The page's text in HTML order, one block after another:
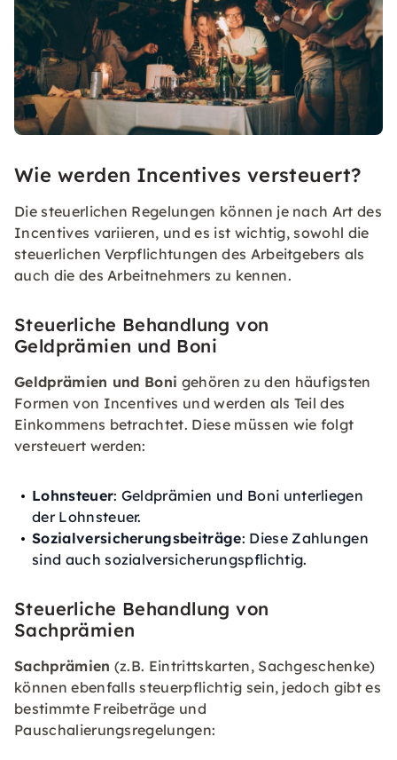
Wie werden Incentives versteuert?
Die steuerlichen Regelungen können je nach Art des
Incentives variieren, und es ist wichtig, sowohl die
steuerlichen Verpflichtungen des Arbeitgebers als
auch die des Arbeitnehmers zu kennen.
Steuerliche Behandlung von
Geldprämien und Boni
Geldprämien und Boni gehören zu den häufigsten
Formen von Incentives und werden als Teil des
Einkommens betrachtet. Diese müssen wie folgt
versteuert werden:
Lohnsteuer: Geldprämien und Boni unterliegen
der Lohnsteuer.
Sozialversicherungsbeiträge: Diese Zahlungen
sind auch sozialversicherungspflichtig.
Steuerliche Behandlung von
Sachprämien
Sachprämien (z.B. Eintrittskarten, Sachgeschenke)
können ebenfalls steuerpflichtig sein, jedoch gibt es
bestimmte Freibeträge und
Pauschalierungsregelungen: